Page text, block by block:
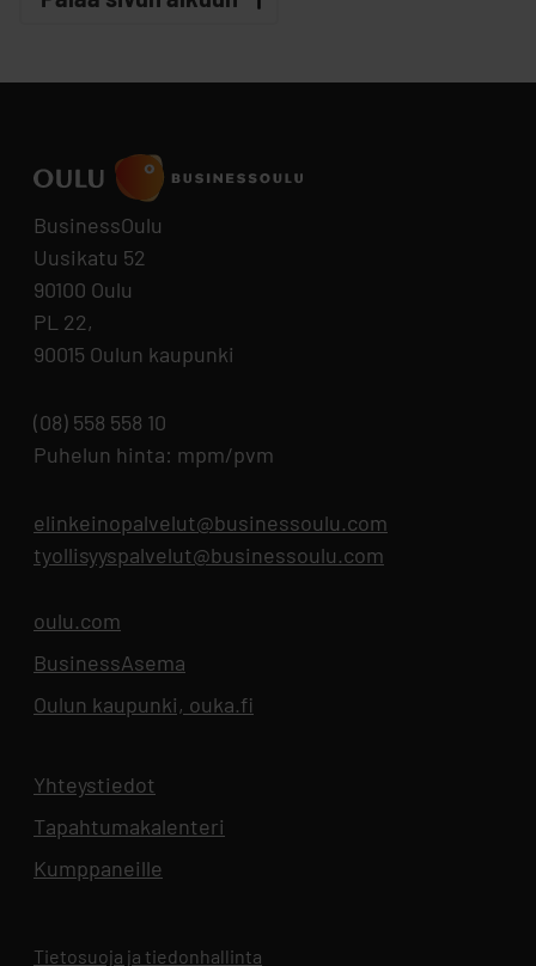
BusinessOulu
Uusikatu 52
90100 Oulu
PL 22,
90015 Oulun kaupunki
(08) 558 558 10
Puhelun hinta: mpm/pvm
elinkeinopalvelut@businessoulu.com
tyollisyyspalvelut@businessoulu.com
oulu.com
BusinessAsema
Oulun kaupunki, ouka.fi
Yhteystiedot
Tapahtumakalenteri
Kumppaneille
Tietosuoja ja tiedonhallinta